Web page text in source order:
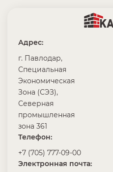
Адрес:
г. Павлодар,
Специальная
Экономическая
Зона (СЭЗ),
Северная
промышленная
зона 361
Телефон:
+7 (705) 777-09-00
Электронная почта: